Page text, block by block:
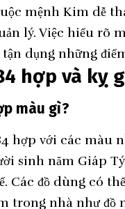
mệnh Kim dễ
lý. Việc hiểu rõ
dụng những
hợp và kỵ
màu gì?
hợp với các màu
sinh năm Giáp
Các đồ dùng có
trong nhà như đồ